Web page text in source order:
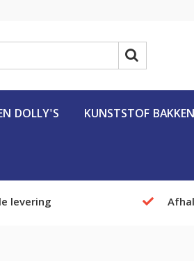
DOLLY'S KUNSTSTOF
levering